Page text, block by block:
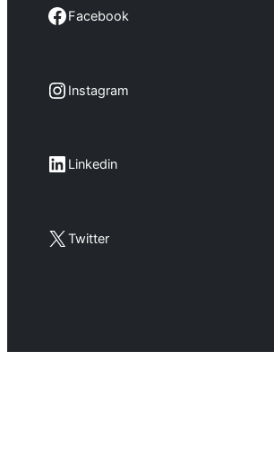
Facebook Facebook
Instagram Instagram
LinkedIn Linkedin
X Twitter